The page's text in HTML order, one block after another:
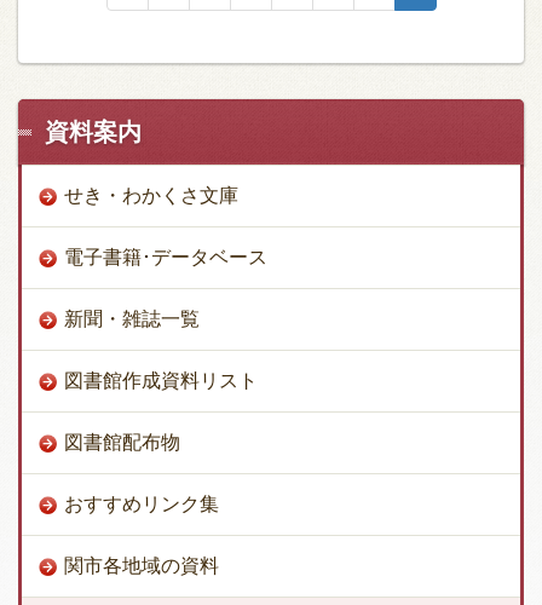
資料案内
せき・わかくさ文庫
電子書籍･データベース
新聞・雑誌一覧
図書館作成資料リスト
図書館配布物
おすすめリンク集
関市各地域の資料